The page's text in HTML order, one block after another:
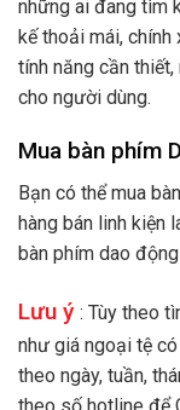
những ai đang tìm
kế thoải mái, chính
tính năng cần
cho người dùng.
Mua bàn phím
Bạn có thể mua
hàng bán linh kiện
bàn phím dao
Lưu ý : Tùy theo
như giá ngoại tệ
theo ngày, tuần,